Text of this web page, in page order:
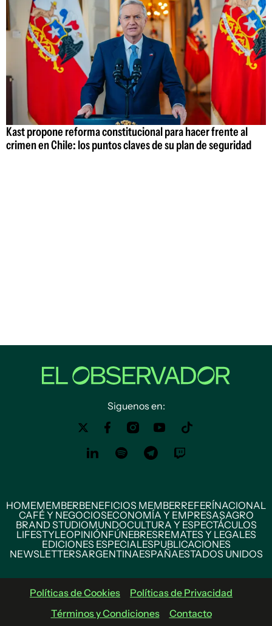
Kast propone reforma constitucional para hacer frente al
crimen en Chile: los puntos claves de su plan de seguridad
Siguenos en:
HOMEMEMBERBENEFICIOS MEMBERREFERÍNACIONAL
CAFÉ Y NEGOCIOSECONOMÍA Y EMPRESASAGRO
BRAND STUDIOMUNDOCULTURA Y ESPECTÁCULOS
LIFESTYLEOPINIÓNFÚNEBRESREMATES Y LEGALES
EDICIONES ESPECIALESPUBLICACIONES
NEWSLETTERSARGENTINAESPAÑAESTADOS UNIDOS
Políticas de Cookies
Políticas de Privacidad
Términos y Condiciones
Contacto